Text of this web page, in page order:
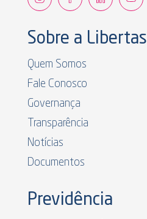
Sobre a Libertas
Quem Somos
Fale Conosco
Governança
Transparência
Notícias
Documentos
Previdência